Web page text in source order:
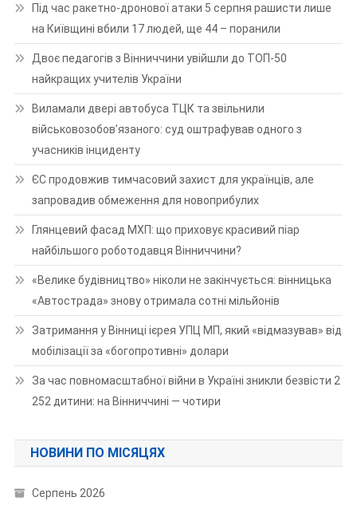
Під час ракетно-дронової атаки 5 серпня рашисти лише
на Київщині вбили 17 людей, ще 44 – поранили
Двоє педагогів з Вінниччини увійшли до ТОП-50
найкращих учителів України
Виламали двері автобуса ТЦК та звільнили
військовозобов’язаного: суд оштрафував одного з
учасників інциденту
ЄС продовжив тимчасовий захист для українців, але
запровадив обмеження для новоприбулих
Глянцевий фасад МХП: що приховує красивий піар
найбільшого роботодавця Вінниччини?
«Велике будівництво» ніколи не закінчується: вінницька
«Автострада» знову отримала сотні мільйонів
Затримання у Вінниці ієрея УПЦ МП, який «відмазував» від
мобілізації за «богопротивні» долари
За час повномасштабної війни в Україні зникли безвісти 2
252 дитини: на Вінниччині — чотири
НОВИНИ ПО МІСЯЦЯХ
Серпень 2026